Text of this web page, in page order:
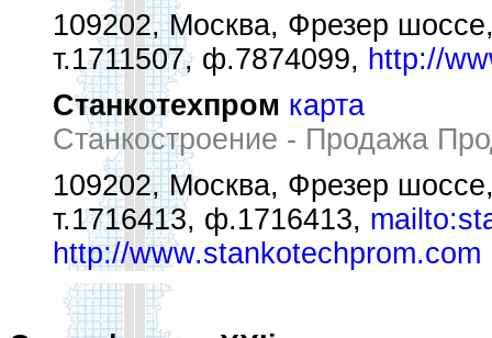
109202, Москва, Фрезер
т.1711507, ф.7874099, http://
Станкотехпром карта
Станкостроение - Продажа
109202, Москва, Фрезер
т.1716413, ф.1716413,
http://www.stankotechprom.com